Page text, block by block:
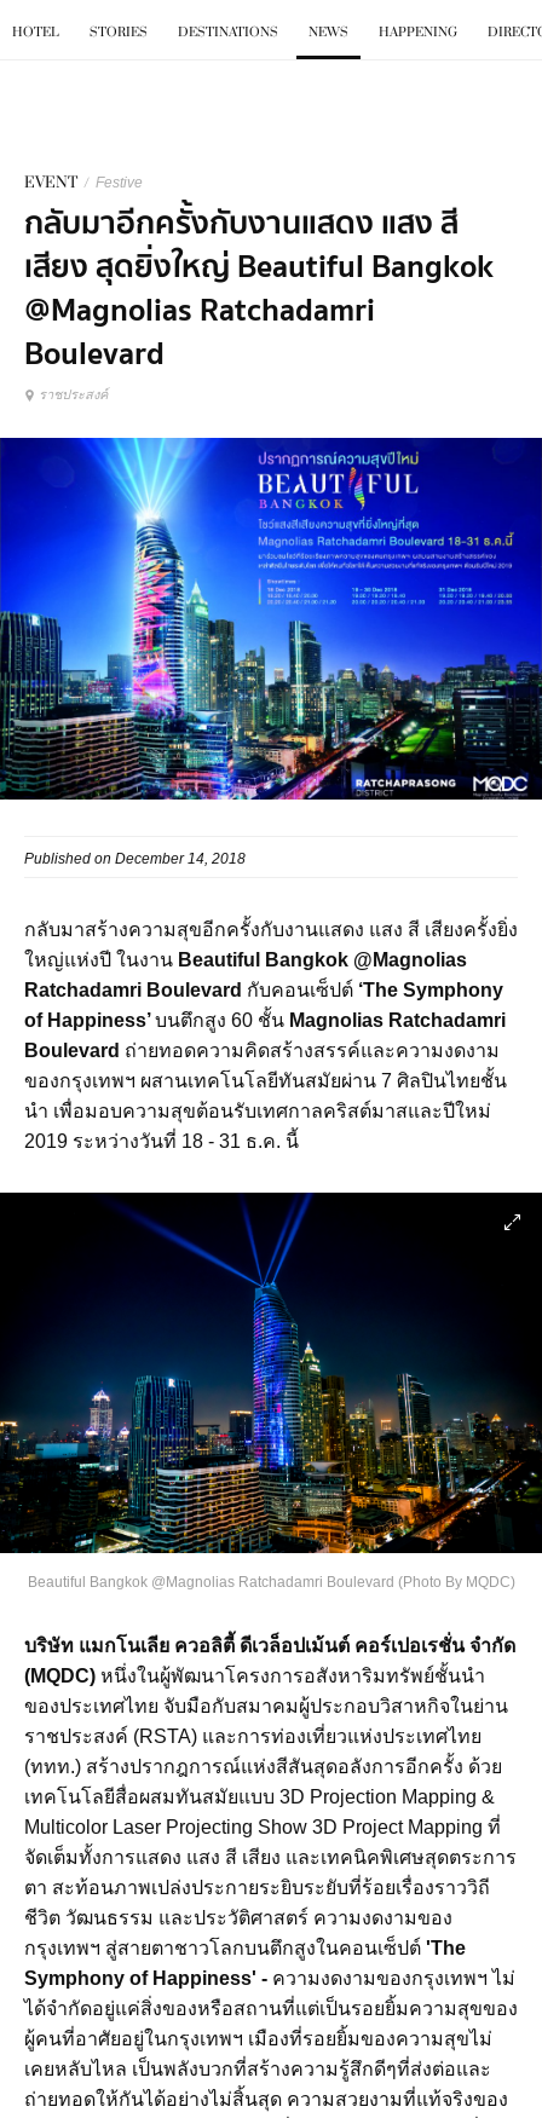
BKK. GO
HOTEL STORIES DESTINATIONS NEWS HAPPENING
EVENT / Festive
กลับมาอีกครั้งกับงานแสดง แสง สี
เสียง สุดยิ่งใหญ่ Beautiful Bangkok
@Magnolias Ratchadamri
Boulevard
ราชประสงค์
Published on December 14, 2018
กลับมาสร้างความสุขอีกครั้งกับงานแสดง แสง สี เสียงครั้งยิ่ง
ใหญ่แห่งปี ในงาน Beautiful Bangkok @Magnolias
Ratchadamri Boulevard กับคอนเซ็ปต์ ‘The Symphony
of Happiness’บนตึกสูง 60 ชั้น Magnolias Ratchadamri
Boulevard ถ่ายทอดความคิดสร้างสรรค์และความงดงาม
ของกรุงเทพฯ ผสานเทคโนโลยีทันสมัยผ่าน 7 ศิลปินไทยชั้น
นำ เพื่อมอบความสุขต้อนรับเทศกาลคริสต์มาสและปีใหม่
2019 ระหว่างวันที่ 18 - 31 ธ.ค. นี้
Beautiful Bangkok @Magnolias Ratchadamri Boulevard (Photo By MQDC)
บริษัท แมกโนเลีย ควอลิตี้ ดีเวล็อปเม้นต์ คอร์เปอเรชั่น จำกัด
(MQDC) หนึ่งในผู้พัฒนาโครงการอสังหาริมทรัพย์ชั้นนำ
ของประเทศไทย จับมือกับสมาคมผู้ประกอบวิสาหกิจในย่าน
ราชประสงค์ (RSTA) และการท่องเที่ยวแห่งประเทศไทย
(ททท.) สร้างปรากฎการณ์แห่งสีสันสุดอลังการอีกครั้ง ด้วย
เทคโนโลยีสื่อผสมทันสมัยแบบ 3D Projection Mapping &
Multicolor Laser Projecting Show 3D Project Mapping ที่
จัดเต็มทั้งการแสดง แสง สี เสียง และเทคนิคพิเศษสุดตระการ
ตา สะท้อนภาพเปล่งประกายระยิบระยับที่ร้อยเรื่องราววิถี
ชีวิต วัฒนธรรม และประวัติศาสตร์ ความงดงามของ
กรุงเทพฯ สู่สายตาชาวโลกบนตึกสูงในคอนเซ็ปต์ 'The
Symphony of Happiness' - ความงดงามของกรุงเทพฯ ไม่
ได้จำกัดอยู่แค่สิ่งของหรือสถานที่แต่เป็นรอยยิ้มความสุขของ
ผู้คนที่อาศัยอยู่ในกรุงเทพฯ เมืองที่รอยยิ้มของความสุขไม่
เคยหลับไหล เป็นพลังบวกที่สร้างความรู้สึกดีๆที่ส่งต่อและ
ถ่ายทอดให้กันได้อย่างไม่สิ้นสุด ความสวยงามที่แท้จริงของ